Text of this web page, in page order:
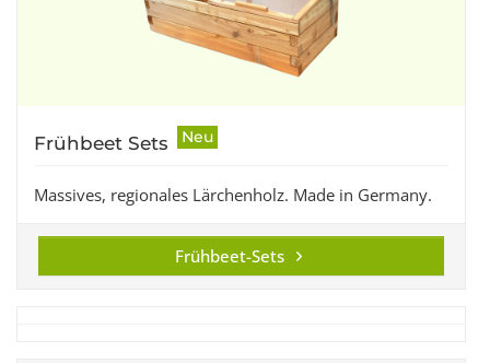
Frühbeet Sets Neu
Massives, regionales Lärchenholz. Made in Germany.
Frühbeet-Sets